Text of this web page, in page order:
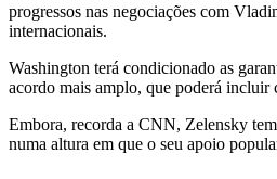
progressos nas negociações com
internacionais.
Washington terá condicionado as
acordo mais amplo, que poderá incluir
Embora, recorda a CNN, Zelensky
numa altura em que o seu apoio